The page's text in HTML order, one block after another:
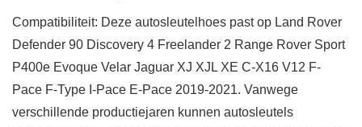
Compatibiliteit: Deze autosleutelhoes past op Land Rover
Defender 90 Discovery 4 Freelander 2 Range Rover Sport
P400e Evoque Velar Jaguar XJ XJL XE C-X16 V12 F-
Pace F-Type I-Pace E-Pace 2019-2021. Vanwege
verschillende productiejaren kunnen autosleutels